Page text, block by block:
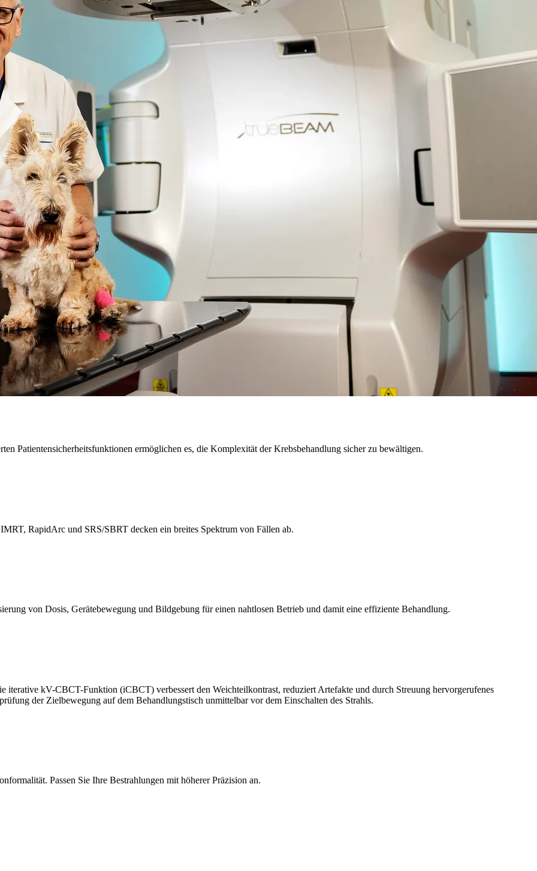
Patientensicherheitsfunktionen ermöglichen es, die Komplexität der Krebsbehandlung sicher zu bewältigen.
RapidArc und SRS/SBRT decken ein breites Spektrum von Fällen ab.
von Dosis, Gerätebewegung und Bildgebung für einen nahtlosen Betrieb und damit eine effiziente Behandlung.
kV-CBCT-Funktion (iCBCT) verbessert den Weichteilkontrast, reduziert Artefakte und durch Streuung hervorgerufenes
der Zielbewegung auf dem Behandlungstisch unmittelbar vor dem Einschalten des Strahls.
Passen Sie Ihre Bestrahlungen mit höherer Präzision an.